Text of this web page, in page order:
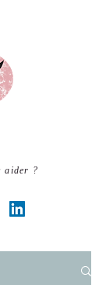
aider ?